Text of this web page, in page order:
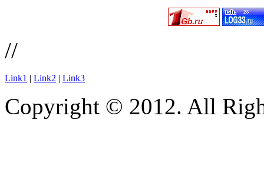
//
Link1 | Link2 | Link3
Copyright © 2012. All